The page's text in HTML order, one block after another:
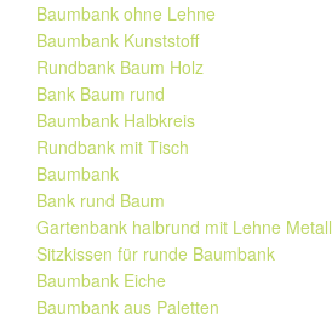
Baumbank ohne Lehne
Baumbank Kunststoff
Rundbank Baum Holz
Bank Baum rund
Baumbank Halbkreis
Rundbank mit Tisch
Baumbank
Bank rund Baum
Gartenbank halbrund mit Lehne Metall
Sitzkissen für runde Baumbank
Baumbank Eiche
Baumbank aus Paletten